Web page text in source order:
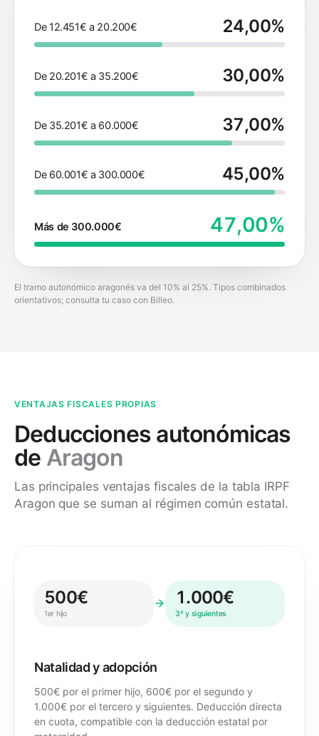
De 12.451€ a 20.200€ 24,00%
De 20.201€ a 35.200€ 30,00%
De 35.201€ a 60.000€ 37,00%
De 60.001€ a 300.000€ 45,00%
Más de 300.000€ 47,00%
El tramo autonómico aragonés va del 10% al 25%. Tipos combinados
orientativos; consulta tu caso con Billeo.
VENTAJAS FISCALES PROPIAS
Deducciones autonómicas
de Aragon
Las principales ventajas fiscales de la tabla IRPF
Aragon que se suman al régimen común estatal.
500€
1er hijo
1.000€
3º y siguientes
Natalidad y adopción
500€ por el primer hijo, 600€ por el segundo y
1.000€ por el tercero y siguientes. Deducción directa
en cuota, compatible con la deducción estatal por